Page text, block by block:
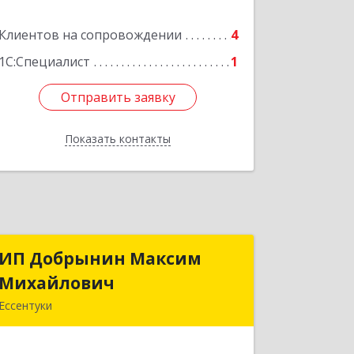
Клиентов на сопровождении
4
1С:Специалист
1
Отправить заявку
Показать контакты
домовладение № 9, корпус 1
Отправить заявку
Назад
ИП Добрынин Максим
Михайлович
Ессентуки
ИП Добрынин Максим